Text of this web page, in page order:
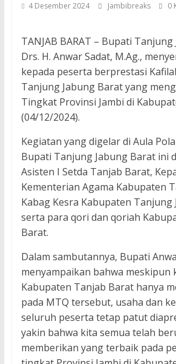
4 Desember 2024 Jambibreaks 0
TANJAB BARAT – Bupati
Drs. H. Anwar Sadat, M.Ag.,
kepada peserta berprestasi
Tanjung Jabung Barat yang
Tingkat Provinsi Jambi di
(04/12/2024).
Kegiatan yang digelar di Aula
Bupati Tanjung Jabung Barat ini
Asisten I Setda Tanjab Barat,
Kementerian Agama Kabupaten
Kabag Kesra Kabupaten Tanjung
serta para qori dan qoriah
Barat.
Dalam sambutannya, Bupati
menyampaikan bahwa meskipun
Kabupaten Tanjab Barat hanya
pada MTQ tersebut, usaha dan
seluruh peserta tetap patut
yakin bahwa kita semua telah
memberikan yang terbaik pada